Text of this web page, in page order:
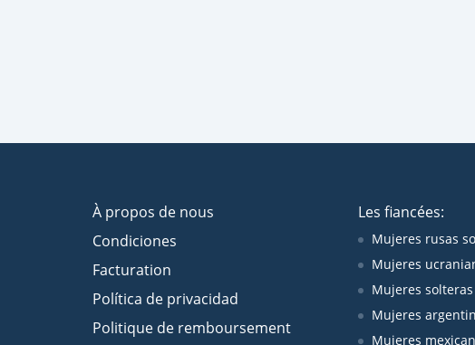
À propos de nous
Condiciones
Facturation
Política de privacidad
Politique de remboursement
Les fiancées:
Mujeres rusas
Mujeres
Mujeres
Mujeres
Mujeres